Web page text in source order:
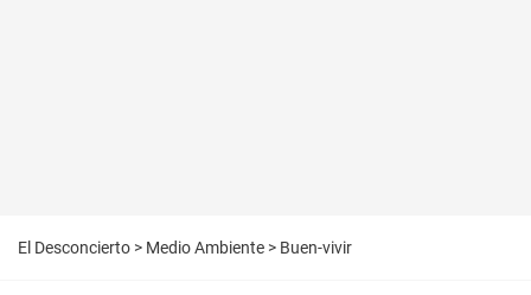
El Desconcierto > Medio Ambiente > Buen-vivir